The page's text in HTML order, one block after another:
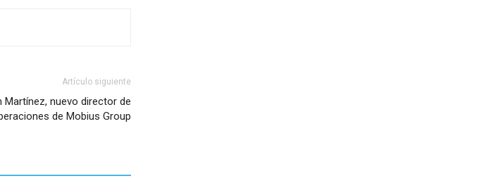
Artículo siguiente
Martínez, nuevo director de
de Mobius Group